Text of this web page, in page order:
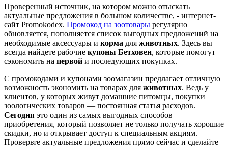
Проверенный источник, на котором можно отыскать
актуальные предложения в большом количестве, - интернет-
сайт Promokodex. Промокод на зоотовары регулярно
обновляется, пополняется список выгодных предложений на
необходимые аксессуары и корма для животных. Здесь вы
всегда найдете рабочие купоны Бетховен, которые помогут
сэкономить на первой и последующих покупках.
С промокодами и купонами зоомагазин предлагает отличную
возможность экономить на товарах для животных. Ведь у
клиентов, у которых живут домашние питомцы, покупки
зоологических товаров — постоянная статья расходов.
Сегодня это один из самых выгодных способов
приобретения, который позволяет не только получать хорошие
скидки, но и открывает доступ к специальным акциям.
Проверьте актуальные предложения прямо сейчас и сделайте